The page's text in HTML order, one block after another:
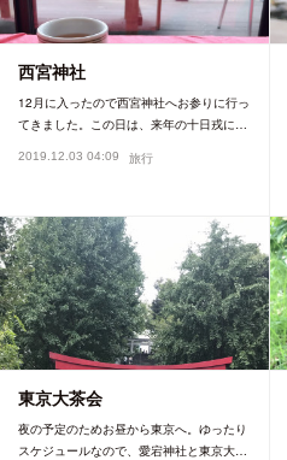
西宮神社
12月に入ったので西宮神社へお参りに行っ
てきました。この日は、来年の十日戎に…
2019.12.03 04:09 旅行
東京大茶会
夜の予定のためお昼から東京へ。ゆったり
スケジュールなので、愛宕神社と東京大…